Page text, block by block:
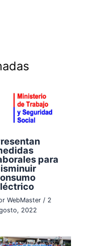
para
WebMaster / 2
2022